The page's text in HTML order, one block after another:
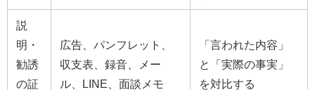
説
明・
勧誘
の証
広告、パンフレット、
収支表、録音、メー
ル、LINE、面談メモ
「言われた内容」
と「実際の事実」
を対比する